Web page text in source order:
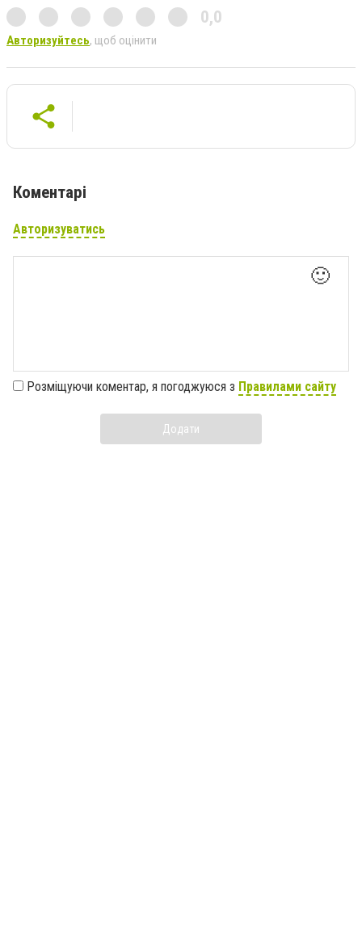
0,0
Авторизуйтесь, щоб оцінити
Коментарі
Авторизуватись
🙂
Розміщуючи коментар, я погоджуюся з Правилами сайту
Додати